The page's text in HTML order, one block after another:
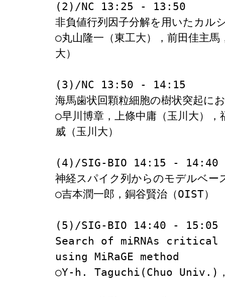
(2)/NC 13:25 - 13:50
非負値行列因子分解を用いたカル
○丸山隆一（東工大），前田佳主
大）
(3)/NC 13:50 - 14:15
海馬歯状回顆粒細胞の樹状突起に
○早川博章，上條中庸（玉川大）
威（玉川大）
(4)/SIG-BIO 14:15 - 14:40
神経スパイク列からのモデルベー
○吉本潤一郎，銅谷賢治（OIST）
(5)/SIG-BIO 14:40 - 15:05
Search of miRNAs critical
using MiRaGE method
○Y-h. Taguchi(Chuo Univ.)